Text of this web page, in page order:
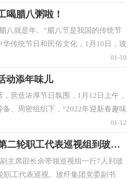
术等多种形
喝腊八粥啦！
八就是年。”腊八节是我国的传统节
传统节日和民俗文化，1月10日，玻
节送祝福”活动，为一线职工送去香
提前感受
01-10
动添年味儿
营造浓厚节日氛围，1月12日上午，
、周密组织下，“2022年迎新春趣味
趣味文体活动共设有跳棋、够级、象
局两
01-12
临矿集团2021年度第二轮职工代表巡视组到玻纤集团开展巡视
主席邵长余带领巡视组一行7人到玻
职工代表巡视。玻纤集团党委副书